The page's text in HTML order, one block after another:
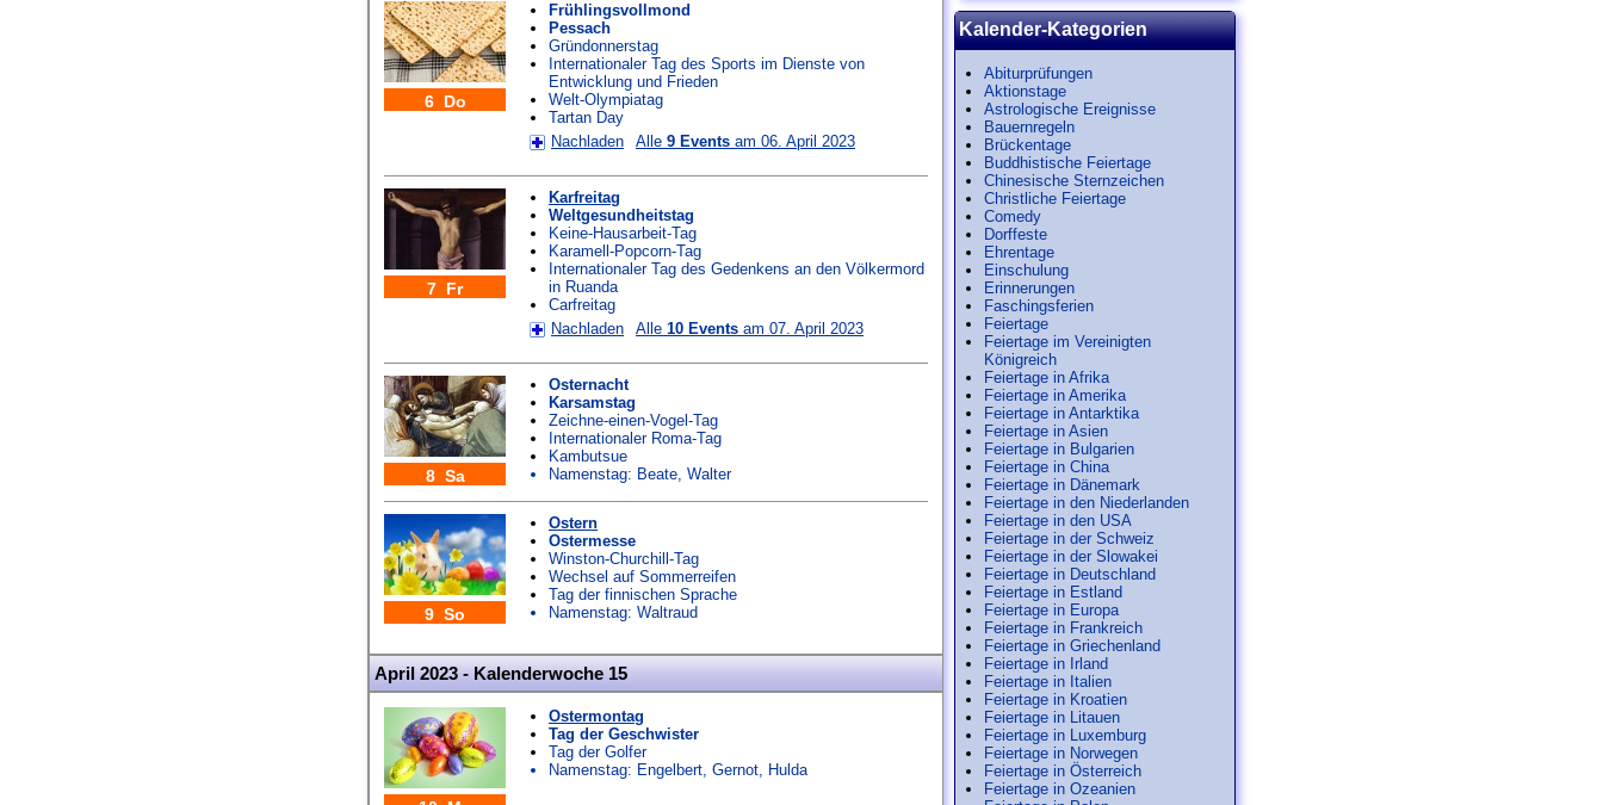
6 Do
Frühlingsvollmond
Pessach
Gründonnerstag
Internationaler Tag des Sports im Dienste von
Entwicklung und Frieden
Welt-Olympiatag
Tartan Day
Nachladen
Alle 9 Events am 06. April 2023
7 Fr
Karfreitag
Weltgesundheitstag
Keine-Hausarbeit-Tag
Karamell-Popcorn-Tag
Internationaler Tag des Gedenkens an den Völkermord
in Ruanda
Carfreitag
Nachladen
Alle 10 Events am 07. April 2023
8 Sa
Osternacht
Karsamstag
Zeichne-einen-Vogel-Tag
Internationaler Roma-Tag
Kambutsue
Namenstag: Beate, Walter
9 So
Ostern
Ostermesse
Winston-Churchill-Tag
Wechsel auf Sommerreifen
Tag der finnischen Sprache
Namenstag: Waltraud
April 2023 - Kalenderwoche 15
Ostermontag
Tag der Geschwister
Tag der Golfer
Namenstag: Engelbert, Gernot, Hulda
Kalender-Kategorien
Abiturprüfungen
Aktionstage
Astrologische Ereignisse
Bauernregeln
Brückentage
Buddhistische Feiertage
Chinesische Sternzeichen
Christliche Feiertage
Comedy
Dorffeste
Ehrentage
Einschulung
Erinnerungen
Faschingsferien
Feiertage
Feiertage im Vereinigten
Königreich
Feiertage in Afrika
Feiertage in Amerika
Feiertage in Antarktika
Feiertage in Asien
Feiertage in Bulgarien
Feiertage in China
Feiertage in Dänemark
Feiertage in den Niederlanden
Feiertage in den USA
Feiertage in der Schweiz
Feiertage in der Slowakei
Feiertage in Deutschland
Feiertage in Estland
Feiertage in Europa
Feiertage in Frankreich
Feiertage in Griechenland
Feiertage in Irland
Feiertage in Italien
Feiertage in Kroatien
Feiertage in Litauen
Feiertage in Luxemburg
Feiertage in Norwegen
Feiertage in Österreich
Feiertage in Ozeanien